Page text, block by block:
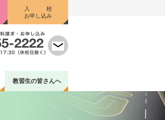
入 校
お申し込み
教習生の皆さんへ